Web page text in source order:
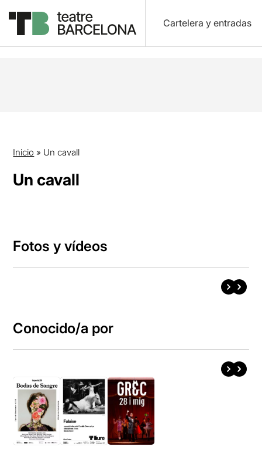
Cartelera y entradas
Inicio » Un cavall
Un cavall
Fotos y vídeos
Conocido/a por